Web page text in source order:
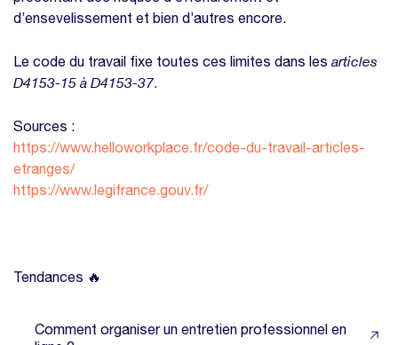
d’ensevelissement et bien d’autres encore.
Le code du travail fixe toutes ces limites dans lesarticles
D4153-15 à D4153-37.
Sources :
https://www.helloworkplace.fr/code-du-travail-articles-
etranges/
https://www.legifrance.gouv.fr/
Tendances 🔥
Comment organiser un entretien professionnel en